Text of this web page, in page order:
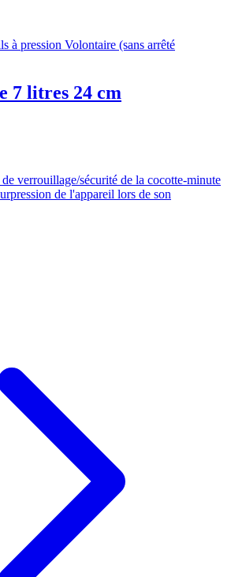
à pression Volontaire (sans arrêté
7 litres 24 cm
verrouillage/sécurité de la cocotte-minute
de l'appareil lors de son